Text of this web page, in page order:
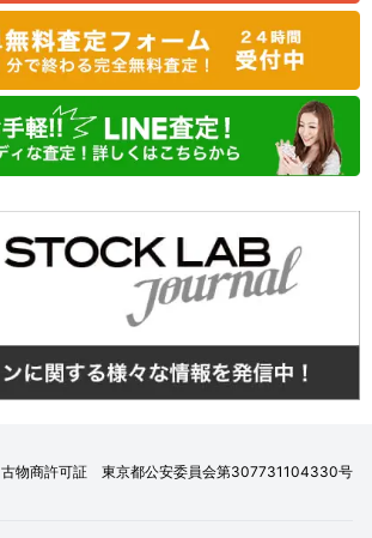
古物商許可証 東京都公安委員会第307731104330号